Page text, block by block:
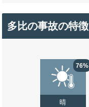
多比の事故の特徴
76%
晴